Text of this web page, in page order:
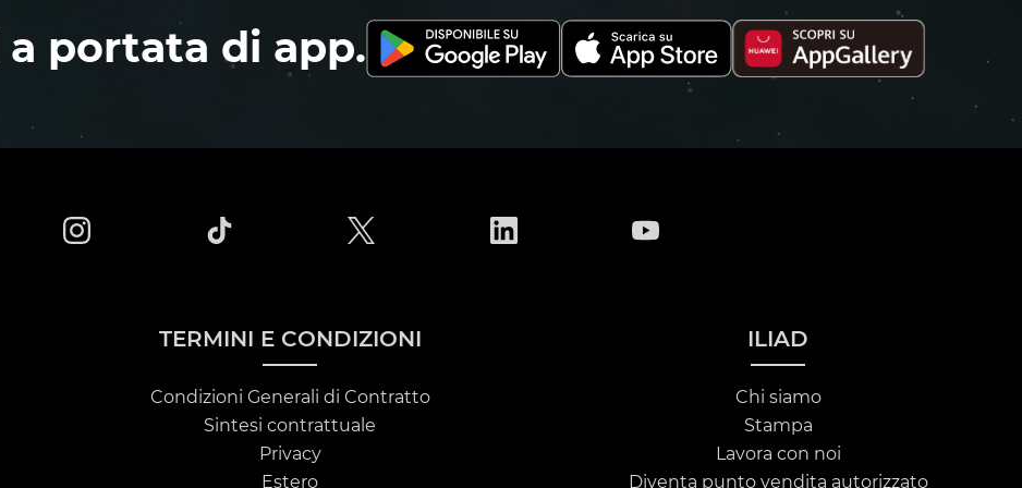
a portata di app.
TERMINI E CONDIZIONI
Condizioni Generali di Contratto
Sintesi contrattuale
Privacy
Estero
ILIAD
Chi siamo
Stampa
Lavora con noi
Diventa punto vendita autorizzato